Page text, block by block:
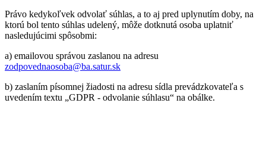
Právo kedykoľvek odvolať súhlas, a to aj pred uplynutím doby, na
ktorú bol tento súhlas udelený, môže dotknutá osoba uplatniť
nasledujúcimi spôsobmi:
a) emailovou správou zaslanou na adresu
zodpovednaosoba@ba.satur.sk
b) zaslaním písomnej žiadosti na adresu sídla prevádzkovateľa s
uvedením textu „GDPR - odvolanie súhlasu“ na obálke.